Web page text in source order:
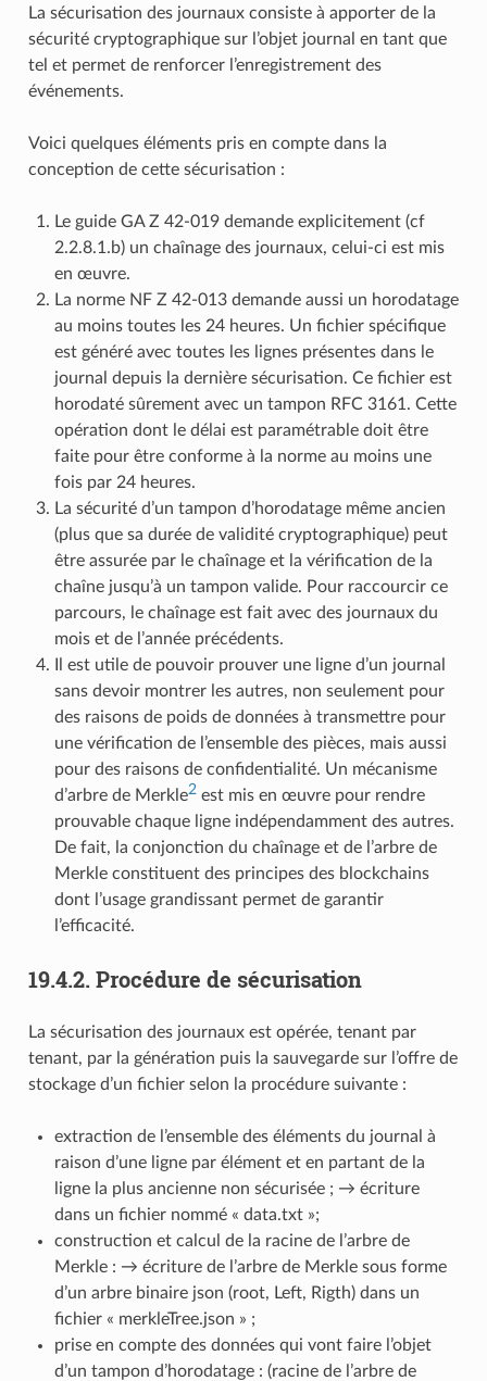
La sécurisation des journaux consiste à apporter de la
sécurité cryptographique sur l’objet journal en tant que
tel et permet de renforcer l’enregistrement des
événements.
Voici quelques éléments pris en compte dans la
conception de cette sécurisation :
Le guide GA Z 42-019 demande explicitement (cf
2.2.8.1.b) un chaînage des journaux, celui-ci est mis
en œuvre.
La norme NF Z 42‑013 demande aussi un horodatage
au moins toutes les 24 heures. Un fichier spécifique
est généré avec toutes les lignes présentes dans le
journal depuis la dernière sécurisation. Ce fichier est
horodaté sûrement avec un tampon RFC 3161. Cette
opération dont le délai est paramétrable doit être
faite pour être conforme à la norme au moins une
fois par 24 heures.
La sécurité d’un tampon d’horodatage même ancien
(plus que sa durée de validité cryptographique) peut
être assurée par le chaînage et la vérification de la
chaîne jusqu’à un tampon valide. Pour raccourcir ce
parcours, le chaînage est fait avec des journaux du
mois et de l’année précédents.
Il est utile de pouvoir prouver une ligne d’un journal
sans devoir montrer les autres, non seulement pour
des raisons de poids de données à transmettre pour
une vérification de l’ensemble des pièces, mais aussi
pour des raisons de confidentialité. Un mécanisme
d’arbre de Merkle2est mis en œuvre pour rendre
prouvable chaque ligne indépendamment des autres.
De fait, la conjonction du chaînage et de l’arbre de
Merkle constituent des principes des blockchains
dont l’usage grandissant permet de garantir
l’efficacité.
19.4.2. Procédure de sécurisation
La sécurisation des journaux est opérée, tenant par
tenant, par la génération puis la sauvegarde sur l’offre de
stockage d’un fichier selon la procédure suivante :
extraction de l’ensemble des éléments du journal à
raison d’une ligne par élément et en partant de la
ligne la plus ancienne non sécurisée ; → écriture
dans un fichier nommé « data.txt »;
construction et calcul de la racine de l’arbre de
Merkle : → écriture de l’arbre de Merkle sous forme
d’un arbre binaire json (root, Left, Rigth) dans un
fichier « merkleTree.json » ;
prise en compte des données qui vont faire l’objet
d’un tampon d’horodatage : (racine de l’arbre de